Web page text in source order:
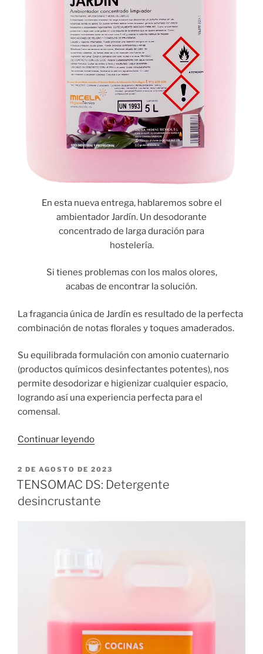
En esta nueva entrega, hablaremos sobre el
ambientador Jardín. Un desodorante
concentrado de larga duración para
hostelería.
Si tienes problemas con los malos olores,
acabas de encontrar la solución.
La fragancia única de Jardín es resultado de la perfecta
combinación de notas florales y toques amaderados.
Su equilibrada formulación con amonio cuaternario
(productos químicos desinfectantes potentes), nos
permite desodorizar e higienizar cualquier espacio,
logrando así una experiencia perfecta para el
comensal.
Continuar leyendo«Ambientador
Jardín»
PUBLICADO
EL
2 DE AGOSTO DE 2023
TENSOMAC DS: Detergente
desincrustante